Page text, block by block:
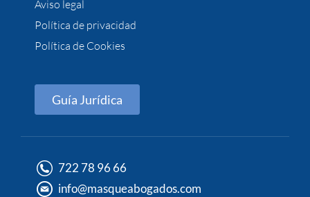
Aviso legal
Política de privacidad
Política de Cookies
Guía Jurídica
722 78 96 66
info@masqueabogados.com